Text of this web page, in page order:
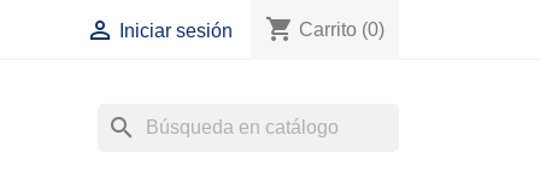
 Iniciar sesión shopping_cart Carrito (0)
search